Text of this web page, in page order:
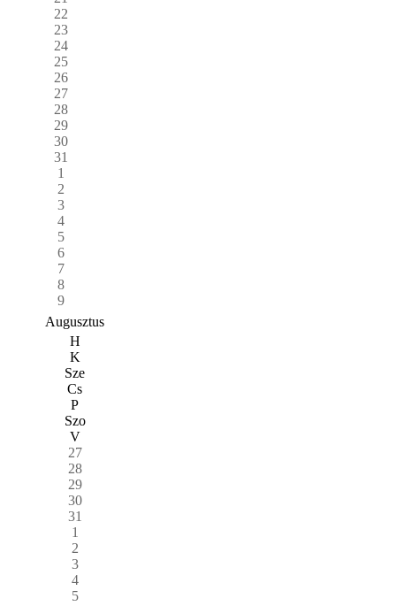
22
23
24
25
26
27
28
29
30
31
1
2
3
4
5
6
7
8
9
Augusztus
H
K
Sze
Cs
P
Szo
V
27
28
29
30
31
1
2
3
4
5